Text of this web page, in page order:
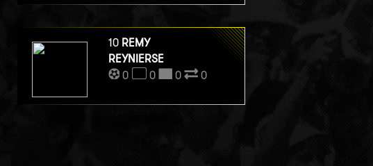
10 REMY
REYNIERSE
0
0 0 0